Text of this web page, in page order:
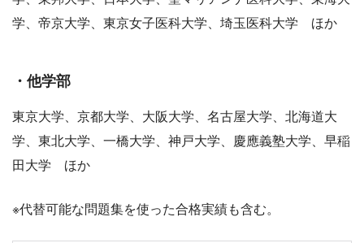
学、帝京大学、東京女子医科大学、埼玉医科大学 ほか
・他学部
東京大学、京都大学、大阪大学、名古屋大学、北海道大
学、東北大学、一橋大学、神戸大学、慶應義塾大学、早稲
田大学 ほか
※代替可能な問題集を使った合格実績も含む。